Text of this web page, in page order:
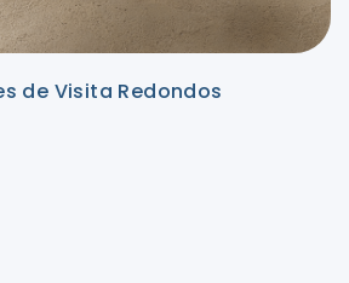
de Visita Redondos